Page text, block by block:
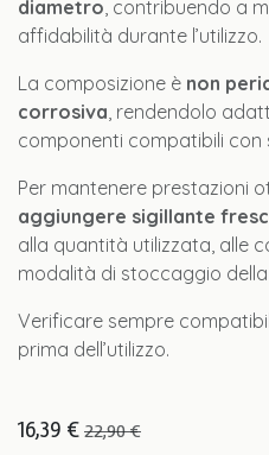
diametro, contribuendo a
affidabilità durante l’utilizzo.
La composizione è non
corrosiva, rendendolo
componenti compatibili con
Per mantenere prestazioni
aggiungere sigillante
alla quantità utilizzata, alle
modalità di stoccaggio
Verificare sempre
prima dell’utilizzo.
16,39 € 22,90€